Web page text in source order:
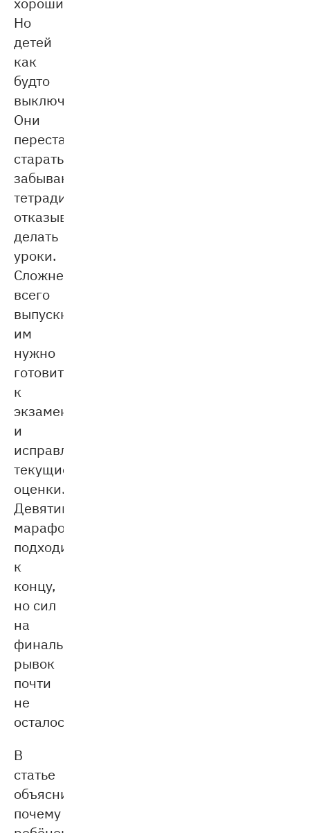
Но
детей
как
будто
выключает.
Они
перестают
стараться,
забывают
тетради,
отказываются
делать
уроки.
Сложнее
всего
выпускникам:
им
нужно
готовиться
к
экзаменам
и
исправлять
текущие
оценки.
Девятимесячный
марафон
подходит
к
концу,
но сил
на
финальный
рывок
почти
не
осталось.
В
статье
объясним,
почему